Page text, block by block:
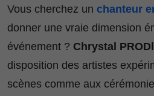
Vous cherchez un chanteur
donner une vraie dimension
événement ? Chrystal
disposition des artistes
scènes comme aux